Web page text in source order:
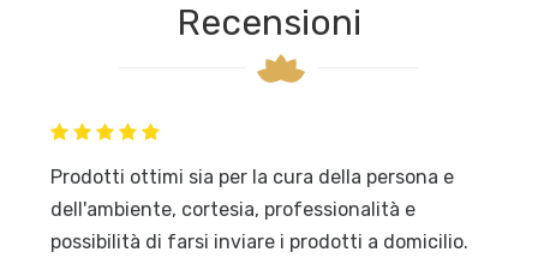
Recensioni
Prodotti ottimi sia per la cura della persona e
dell'ambiente, cortesia, professionalità e
possibilità di farsi inviare i prodotti a domicilio.